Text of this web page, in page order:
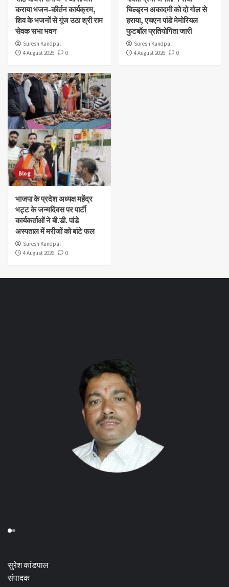
कराया भजन-कीर्तन कार्यक्रम,
शिव के भजनों से गूंज उठा श्री राम
सेवक सभा भवन
Suresh Kandpal
4 August 2026
0
चिल्ड्रन अकादमी को दो गोल से
हराया, एचएन पांडे मेमोरियल
फुटबॉल प्रतियोगिता जारी
Suresh Kandpal
4 August 2026
0
Blog
भाजपा के प्रदेश अध्यक्ष महेंद्र
भट्ट के जन्मदिवस पर पार्टी
कार्यकर्ताओं ने बी.डी. पांडे
अस्पताल में मरीजों को बांटे फल
Suresh Kandpal
4 August 2026
0
सुरेश कांडपाल
संपादक